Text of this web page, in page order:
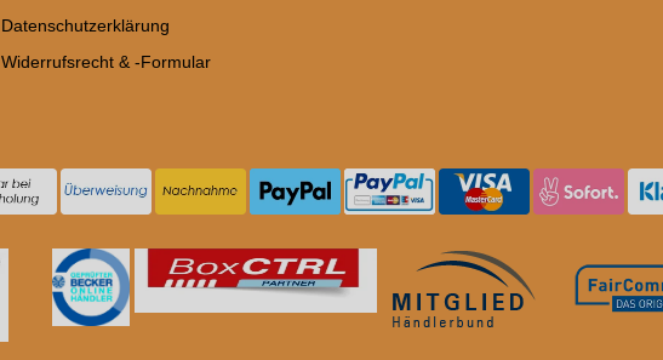
Datenschutzerklärung
Widerrufsrecht & -Formular